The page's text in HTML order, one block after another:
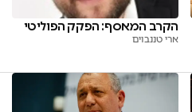
הקרב המאסף: הפקק הפוליטי
ארי טננבוים